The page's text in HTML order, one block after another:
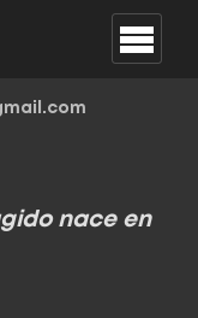
nace en